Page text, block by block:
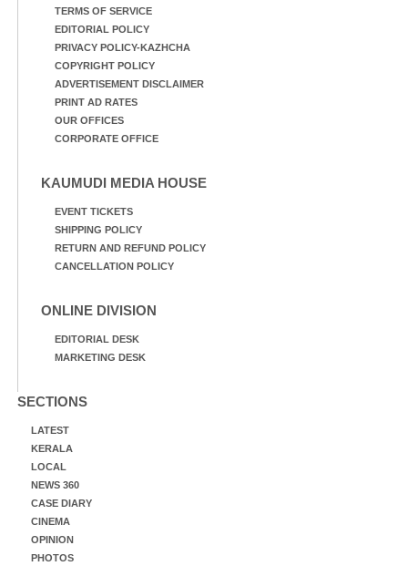
TERMS OF SERVICE
EDITORIAL POLICY
PRIVACY POLICY-KAZHCHA
COPYRIGHT POLICY
ADVERTISEMENT DISCLAIMER
PRINT AD RATES
OUR OFFICES
CORPORATE OFFICE
KAUMUDI MEDIA HOUSE
EVENT TICKETS
SHIPPING POLICY
RETURN AND REFUND POLICY
CANCELLATION POLICY
ONLINE DIVISION
EDITORIAL DESK
MARKETING DESK
SECTIONS
LATEST
KERALA
LOCAL
NEWS 360
CASE DIARY
CINEMA
OPINION
PHOTOS